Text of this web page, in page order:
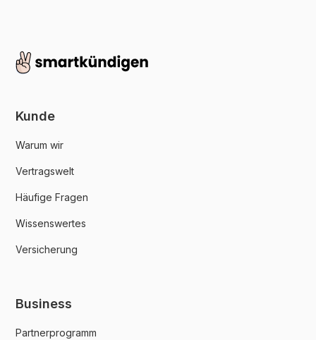
Kunde
Warum wir
Vertragswelt
Häufige Fragen
Wissenswertes
Versicherung
Business
Partnerprogramm